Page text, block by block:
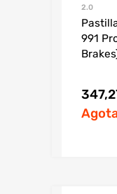
2.0
991